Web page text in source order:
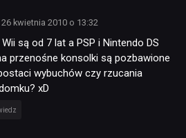
26 kwietnia 2010 o 13:32
są od 7 lat a PSP i Nintendo DS
przenośne konsolki są pozbawione
wybuchów czy rzucania
xD